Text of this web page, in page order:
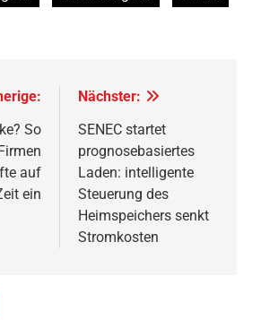
So
auf
ein
Nächster:
SENEC startet
prognosebasiertes
Laden: intelligente
Steuerung des
Heimspeichers senkt
Stromkosten